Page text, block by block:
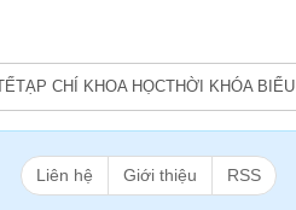
TẠP CHÍ KHOA HỌCTHỜI KHÓA BIỂU
Liên hệ Giới thiệu RSS